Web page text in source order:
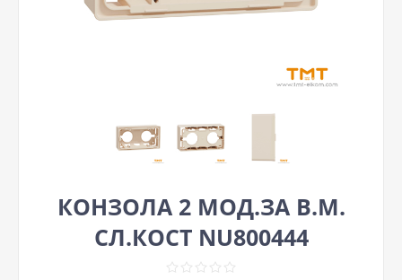
КОНЗОЛА 2 МОД.ЗА В.М.
СЛ.КОСТ NU800444